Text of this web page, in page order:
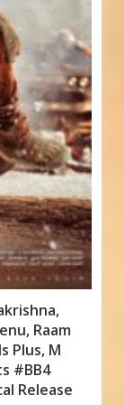
Raam
Plus, M
#BB4
Release